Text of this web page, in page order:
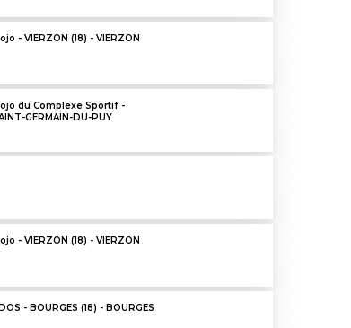
- VIERZON (18) - VIERZON
du Complexe Sportif -
GERMAIN-DU-PUY
- VIERZON (18) - VIERZON
- BOURGES (18) - BOURGES